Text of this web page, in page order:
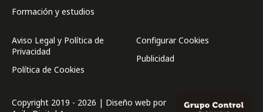
Formación y estudios
Aviso Legal y Política de
Privacidad
Política de Cookies
Configurar Cookies
Publicidad
Copyright 2019 - 2026 | Diseño web por